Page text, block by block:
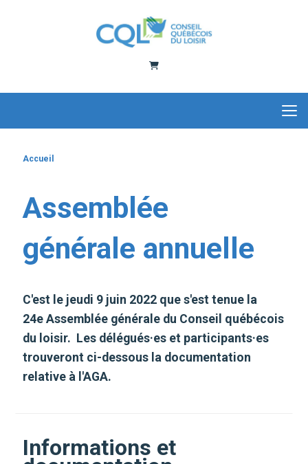
Panier
Accueil
Assemblée
générale annuelle
C'est le jeudi 9 juin 2022 que s'est tenue la
24e Assemblée générale du Conseil québécois
du loisir. Les délégués·es et participants·es
trouveront ci-dessous la documentation
relative à l'AGA.
Informations et